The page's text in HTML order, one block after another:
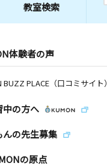
教室検索
体験者の声
BUZZ PLACE（口コミサイト）
中の方へ
んの先生募集
の原点